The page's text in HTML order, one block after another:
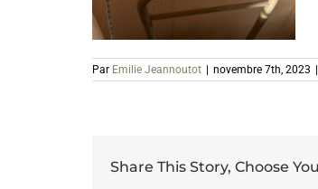
Par Emilie Jeannoutot novembre 7th, 2023
Share This Story, Choose